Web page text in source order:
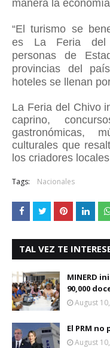
manera la
“El turismo se
es La Feria del
personas de
provincias del
hoteles se llenan
La Feria del Chivo
caprino,
gastronómicas,
culturales que
los criadores
Tags: Nacionales
TAL VEZ TE
MINERD
90,000
August
El PRM
August